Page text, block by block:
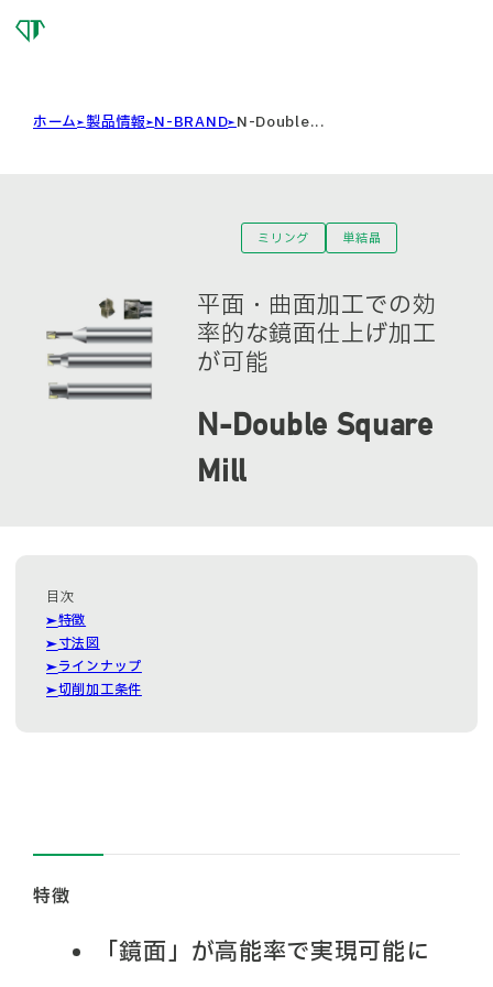
ホーム 製品情報 N-BRAND N-Double...
ミリング 単結晶
平面・曲面加工での効
率的な鏡面仕上げ加工
が可能
N-Double Square
Mill
特徴
寸法図
ラインナップ
切削加工条件
特徴
「鏡面」が高能率で実現可能に